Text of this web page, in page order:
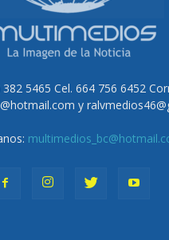
382 5465 Cel. 664 756 6452
y